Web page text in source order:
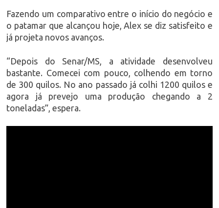
Fazendo um comparativo entre o início do negócio e
o patamar que alcançou hoje, Alex se diz satisfeito e
já projeta novos avanços.
“Depois do Senar/MS, a atividade desenvolveu
bastante. Comecei com pouco, colhendo em torno
de 300 quilos. No ano passado já colhi 1200 quilos e
agora já prevejo uma produção chegando a 2
toneladas”, espera.